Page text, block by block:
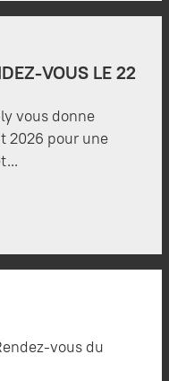
VOUS LE 22
vous donne
2026 pour une
vous du